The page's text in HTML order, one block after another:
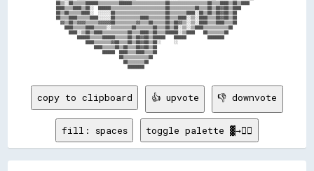
██▒▒░░██▒▒▒▒▒▒██████▒▒▒▒▒▒▒▒▒▒██████▒▒▒▒▒▒▒▒▒▒▒▒▒▒▒▒██▒▒▒▒▒▒▒▒▒▒▒▒▒▒▒▒▒▒██▒▒▒▒████▒▒██▒▒████
████▒▒▒▒████▒▒██░░  ██████▒▒▒▒▒▒▒▒▒▒▒▒▒▒▒▒▒▒▒▒▒▒▒▒▒▒██▒▒▒▒▒▒▒▒▒▒▒▒██▒▒▒▒██▒▒██▓▓██▒▒████
██▒▒██▒▒▒▒▒▒████░░  ░░░░░░██▒▒▒▒▒▒▒▒▒▒▒▒▒▒▒▒▒▒▒▒▒▒▒▒██▒▒▒▒▒▒▒▒████░░██▒▒██▒▒██▓▓██▒▒██
██▒▒▒▒████▒▒▒▒▒▒████░░░░░░██▒▒▒▒▒▒▒▒▒▒▒▒████▒▒▒▒▒▒▒▒██▒▒▒▒████░░▒▒░░████▒▒▒▒██▓▓██▒▒██
  ▓▓▒▒██▒▒▓▓▓▓▒▒▒▒▒▒▓▓▓▓▓▓██▒▒▒▒▒▒▒▒▒▒▓▓▒▒▒▒██▒▒▒▒▒▒██▒▒██▓▓▒▒░░▒▒░░████▒▒▒▒████▒▒▒▒██
    ████▒▒▒▒▒▒████▒▒▒▒▒▒░░▒▒▒▒▒▒▒▒▒▒██▒▒▒▒▒▒▒▒██▒▒▒▒██▒▒██░░▒▒░░▒▒████▒▒▒▒▒▒▒▒▒▒▒▒██
      ████░░▒▒██▒▒████▒▒▒▒▒▒▒▒▒▒▒▒██▒▒▒▒████▒▒██▒▒▒▒██████░░▒▒████    ██▒▒▒▒▒▒▒▒██
          ██████▒▒▒▒▒▒██████▒▒▒▒▒▒██▒▒██▓▓██▒▒██████    ██████          ████████
              ████▒▒▒▒▒▒▒▒▓▓██▒▒▒▒██▒▒██▓▓██▒▒██░░      ░░
                  ████▒▒▒▒▒▒██▒▒██▒▒▒▒██▓▓██▒▒██
                      ██████  ████▒▒▒▒████▒▒▒▒██
                              ██▒▒▒▒▒▒▒▒▒▒▒▒██
                                ██▒▒▒▒▒▒▒▒██
copy to clipboard 👍 upvote 👎 downvote
fill: spaces toggle palette ▓→✊🏽